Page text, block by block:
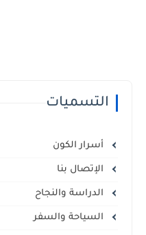
التسميات
أسرار الكون
الإتصال بنا
الدراسة والنجاح
السياحة والسفر